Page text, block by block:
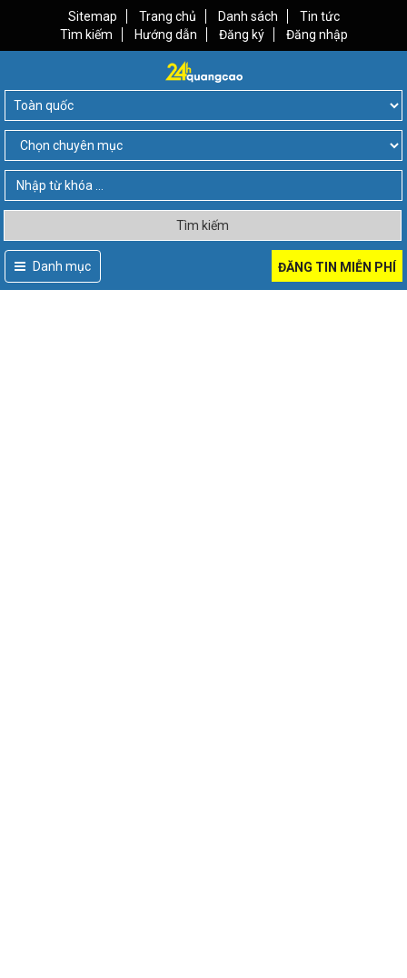
Sitemap Trang chủ Danh sách
Tin tức
Tìm kiếm
Hướng dẫn Đăng ký Đăng nhập
Tìm kiếm
Danh mục ĐĂNG TIN MIỄN PHÍ